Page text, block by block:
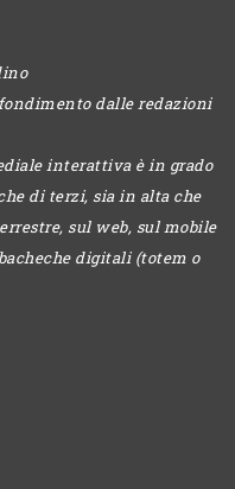
dalle redazioni
interattiva è in grado
di terzi, sia in alta che
sul web, sul mobile
digitali (totem o